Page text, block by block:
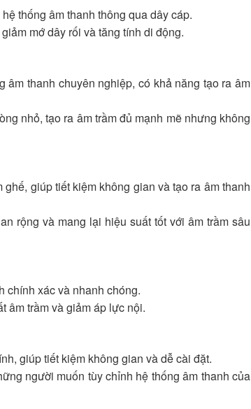
thống âm thanh thông qua dây cáp.
mớ dây rối và tăng tính di động.
thanh chuyên nghiệp, có khả năng tạo ra âm
nhỏ, tạo ra âm trầm đủ mạnh mẽ nhưng không
giúp tiết kiệm không gian và tạo ra âm thanh
rộng và mang lại hiệu suất tốt với âm trầm sâu
chính xác và nhanh chóng.
âm trầm và giảm áp lực nội.
giúp tiết kiệm không gian và dễ cài đặt.
người muốn tùy chỉnh hệ thống âm thanh của